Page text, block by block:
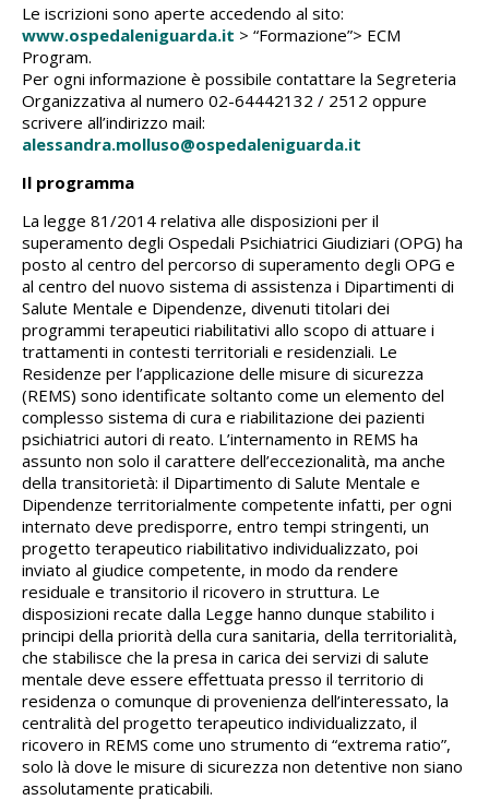
Le iscrizioni sono aperte accedendo al sito:
www.ospedaleniguarda.it > “Formazione”> ECM
Program.
Per ogni informazione è possibile contattare la Segreteria
Organizzativa al numero 02-64442132 / 2512 oppure
scrivere all’indirizzo mail:
alessandra.molluso@ospedaleniguarda.it
Il programma
La legge 81/2014 relativa alle disposizioni per il
superamento degli Ospedali Psichiatrici Giudiziari (OPG) ha
posto al centro del percorso di superamento degli OPG e
al centro del nuovo sistema di assistenza i Dipartimenti di
Salute Mentale e Dipendenze, divenuti titolari dei
programmi terapeutici riabilitativi allo scopo di attuare i
trattamenti in contesti territoriali e residenziali. Le
Residenze per l’applicazione delle misure di sicurezza
(REMS) sono identificate soltanto come un elemento del
complesso sistema di cura e riabilitazione dei pazienti
psichiatrici autori di reato. L’internamento in REMS ha
assunto non solo il carattere dell’eccezionalità, ma anche
della transitorietà: il Dipartimento di Salute Mentale e
Dipendenze territorialmente competente infatti, per ogni
internato deve predisporre, entro tempi stringenti, un
progetto terapeutico riabilitativo individualizzato, poi
inviato al giudice competente, in modo da rendere
residuale e transitorio il ricovero in struttura. Le
disposizioni recate dalla Legge hanno dunque stabilito i
principi della priorità della cura sanitaria, della territorialità,
che stabilisce che la presa in carica dei servizi di salute
mentale deve essere effettuata presso il territorio di
residenza o comunque di provenienza dell’interessato, la
centralità del progetto terapeutico individualizzato, il
ricovero in REMS come uno strumento di “extrema ratio”,
solo là dove le misure di sicurezza non detentive non siano
assolutamente praticabili.